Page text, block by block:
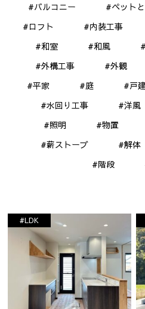
#バルコニー
#ペット
#ロフト
#内装工事
#和室
#和風
#外構工事
#外観
#平家
#庭 #戸
#水回り工事
#洋風
#照明
#物置
#薪ストーブ
#解体
#階段
#LDK